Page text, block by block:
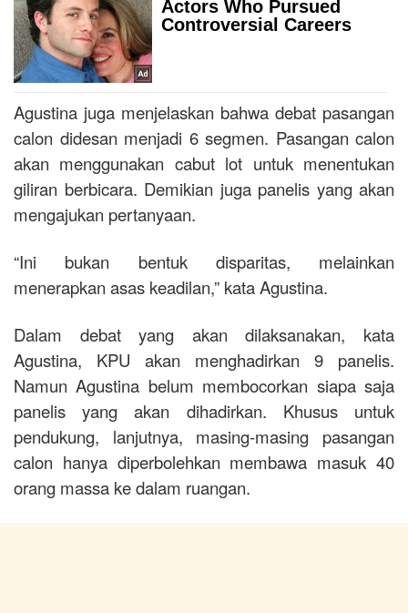
Agustina juga menjelaskan bahwa debat pasangan
calon didesan menjadi 6 segmen. Pasangan calon
akan menggunakan cabut lot untuk menentukan
giliran berbicara. Demikian juga panelis yang akan
mengajukan pertanyaan.
“Ini bukan bentuk disparitas, melainkan
menerapkan asas keadilan,” kata Agustina.
Dalam debat yang akan dilaksanakan, kata
Agustina, KPU akan menghadirkan 9 panelis.
Namun Agustina belum membocorkan siapa saja
panelis yang akan dihadirkan. Khusus untuk
pendukung, lanjutnya, masing-masing pasangan
calon hanya diperbolehkan membawa masuk 40
orang massa ke dalam ruangan.